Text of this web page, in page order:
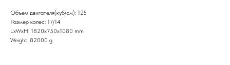
Объем двигателя(куб/см): 125
Размер колес: 17/14
LxWxH: 1820x750x1080 mm
Weight: 82000 g